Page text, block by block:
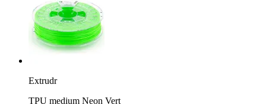
Extrudr
TPU medium Neon Vert